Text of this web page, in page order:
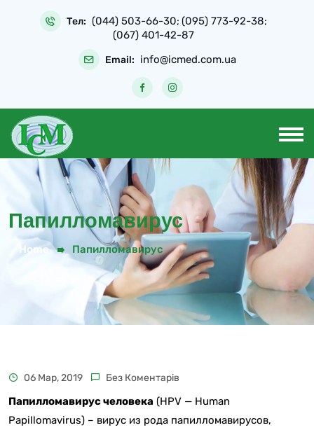
Тел: (044) 503-66-30; (095) 773-92-38;
(067) 401-42-87
Email: info@icmed.com.ua
Папилломавирус
Home Папилломавирус
06 Мар, 2019 Без Коментарів
Папилломавирус человека (HPV — Human
Papillomavirus) – вирус из рода папилломавирусов,